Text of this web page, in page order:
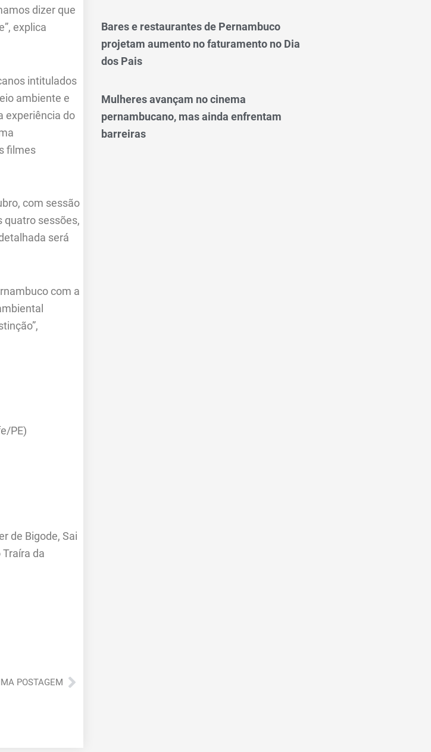
dizer que
explica
intitulados
ambiente e
experiência do
filmes
com sessão
quatro sessões,
será
com a
PE)
de Bigode, Sai
da
POSTAGEMPróximo
Bares e restaurantes de Pernambuco
projetam aumento no faturamento no Dia
dos Pais
Mulheres avançam no cinema
pernambucano, mas ainda enfrentam
barreiras